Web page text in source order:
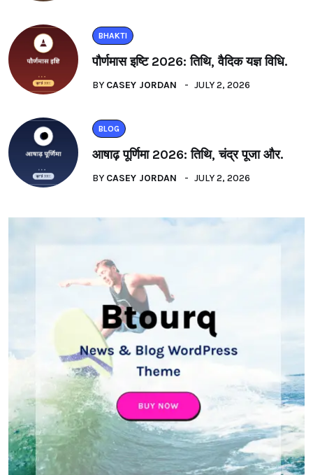
BHAKTI
पौर्णमास इष्टि 2026: तिथि, वैदिक यज्ञ विधि.
BY CASEY JORDAN JULY 2, 2026
BLOG
आषाढ़ पूर्णिमा 2026: तिथि, चंद्र पूजा और.
BY CASEY JORDAN JULY 2, 2026